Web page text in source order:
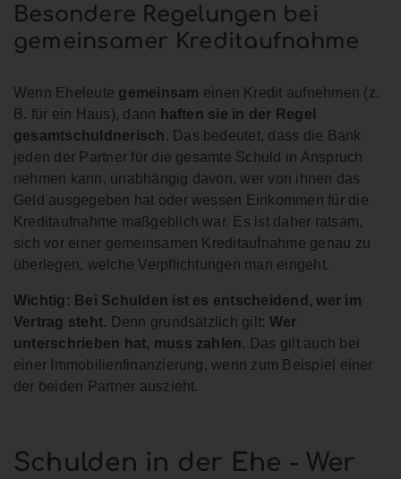
Besondere Regelungen bei
gemeinsamer Kreditaufnahme
Wenn Eheleute gemeinsam einen Kredit aufnehmen (z.
B. für ein Haus), dann haften sie in der Regel
gesamtschuldnerisch . Das bedeutet, dass die Bank
jeden der Partner für die gesamte Schuld in Anspruch
nehmen kann, unabhängig davon, wer von ihnen das
Geld ausgegeben hat oder wessen Einkommen für die
Kreditaufnahme maßgeblich war. Es ist daher ratsam,
sich vor einer gemeinsamen Kreditaufnahme genau zu
überlegen, welche Verpflichtungen man eingeht.
Wichtig: Bei Schulden ist es entscheidend, wer im
Vertrag steht. Denn grundsätzlich gilt: Wer
unterschrieben hat, muss zahlen. Das gilt auch bei
einer Immobilienfinanzierung, wenn zum Beispiel einer
der beiden Partner auszieht.
Schulden in der Ehe - Wer